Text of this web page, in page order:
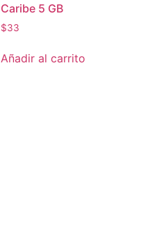
Caribe 5 GB
$33
Añadir al carrito